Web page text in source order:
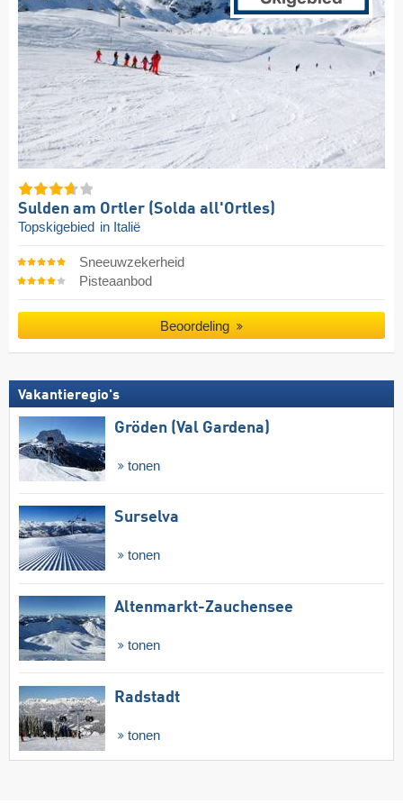
Sulden am Ortler (Solda all'Ortles)
Topskigebied in Italië
Sneeuwzekerheid
Pisteaanbod
Beoordeling
Vakantieregio's
Gröden (Val Gardena)
tonen
Surselva
tonen
Altenmarkt-Zauchensee
tonen
Radstadt
tonen